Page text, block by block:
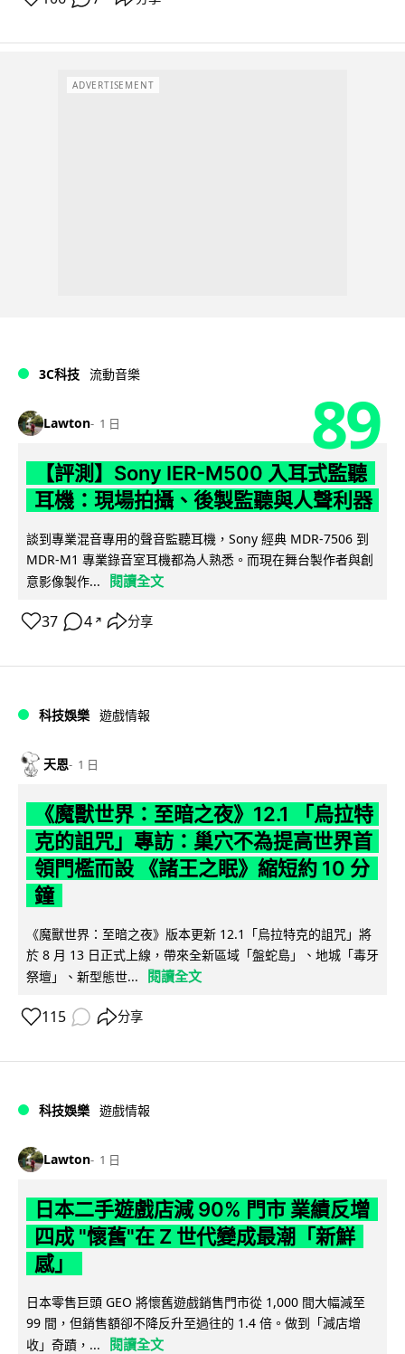
ADVERTISEMENT
3C科技 流動音樂
Lawton 1 日 89
【評測】Sony IER-M500 入耳式監聽
耳機：現場拍攝、後製監聽與人聲利器
談到專業混音專用的聲音監聽耳機，Sony 經典 MDR-7506 到
MDR-M1 專業錄音室耳機都為人熟悉。而現在舞台製作者與創
意影像製作...
閱讀全文
37 4 ↗ 分享
科技娛樂 遊戲情報
天恩 1 日
《魔獸世界：至暗之夜》12.1 「烏拉特
克的詛咒」專訪：巢穴不為提高世界首
領門檻而設 《諸王之眠》縮短約 10 分
鐘
《魔獸世界：至暗之夜》版本更新 12.1「烏拉特克的詛咒」將
於 8 月 13 日正式上線，帶來全新區域「盤蛇島」、地城「毒牙
祭壇」、新型態世...
閱讀全文
115 分享
科技娛樂 遊戲情報
Lawton 1 日
日本二手遊戲店減 90% 門市 業績反增
四成 "懷舊"在 Z 世代變成最潮「新鮮
感」
日本零售巨頭 GEO 將懷舊遊戲銷售門市從 1,000 間大幅減至
99 間，但銷售額卻不降反升至過往的 1.4 倍。做到「減店增
收」奇蹟，...
閱讀全文